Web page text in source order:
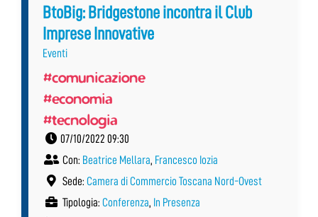
BtoBig: Bridgestone incontra il Club
Imprese Innovative
Eventi
#comunicazione
#economia
#tecnologia
07/10/2022 09:30
Con: Beatrice Mellara, Francesco Iozia
Sede: Camera di Commercio Toscana Nord-Ovest
Tipologia: Conferenza, In Presenza